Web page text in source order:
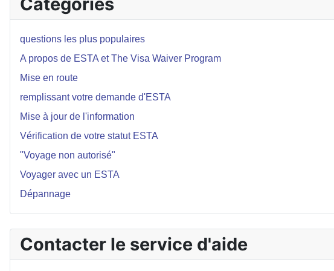
questions les plus populaires
A propos de ESTA et The Visa Waiver Program
Mise en route
remplissant votre demande d'ESTA
Mise à jour de l'information
Vérification de votre statut ESTA
"Voyage non autorisé"
Voyager avec un ESTA
Dépannage
Contacter le service d'aide